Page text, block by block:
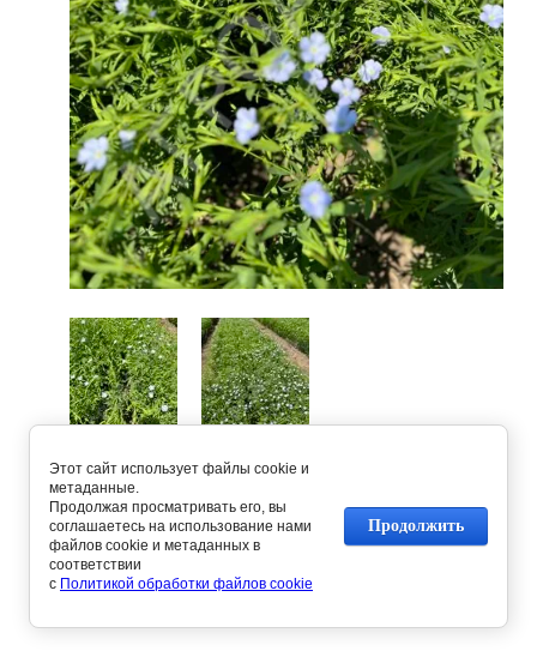
Предыдущее
Вернуться в галерею
Этот сайт использует файлы cookie и
метаданные.
Продолжая просматривать его, вы
соглашаетесь на использование нами
файлов cookie и метаданных в
соответствии
с Политикой обработки файлов cookie
Продолжить